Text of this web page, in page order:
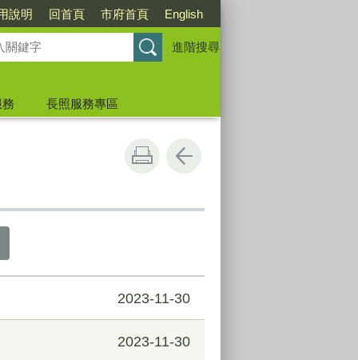
說明 回首頁 市府首頁 English
進階搜尋
長照服務專區
2023-11-30
2023-11-30